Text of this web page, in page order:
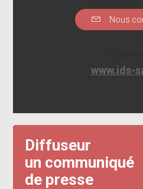
Nous
www.ids-
Diffuseur
un communiqué
de presse